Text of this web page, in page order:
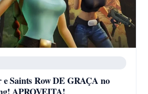
Saints Row DE GRAÇA no
APROVEITA!